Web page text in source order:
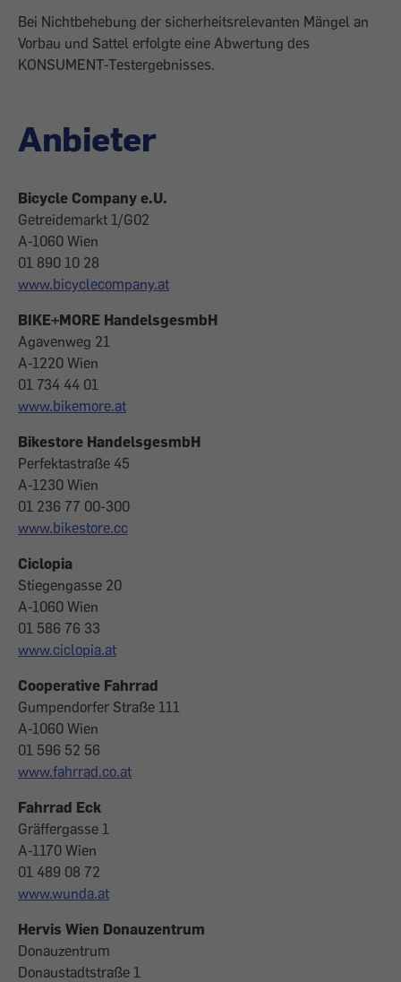
Bei Nichtbehebung der sicherheitsrelevanten Mängel an
Vorbau und Sattel erfolgte eine Abwertung des
KONSUMENT-Testergebnisses.
Anbieter
Bicycle Company e.U.
Getreidemarkt 1/G02
A-1060 Wien
01 890 10 28
www.bicyclecompany.at
BIKE+MORE HandelsgesmbH
Agavenweg 21
A-1220 Wien
01 734 44 01
www.bikemore.at
Bikestore HandelsgesmbH
Perfektastraße 45
A-1230 Wien
01 236 77 00-300
www.bikestore.cc
Ciclopia
Stiegengasse 20
A-1060 Wien
01 586 76 33
www.ciclopia.at
Cooperative Fahrrad
Gumpendorfer Straße 111
A-1060 Wien
01 596 52 56
www.fahrrad.co.at
Fahrrad Eck
Gräffergasse 1
A-1170 Wien
01 489 08 72
www.wunda.at
Hervis Wien Donauzentrum
Donauzentrum
Donaustadtstraße 1